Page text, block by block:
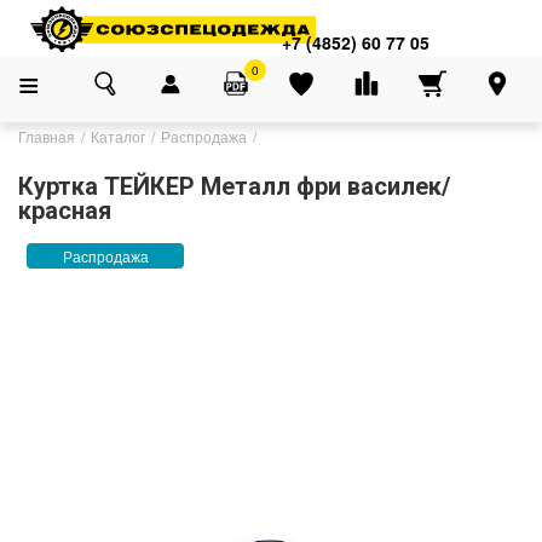
+7 (4852) 60 77 05
0
Главная Каталог Распродажа
Куртка ТЕЙКЕР Металл фри василек/
красная
Распродажа